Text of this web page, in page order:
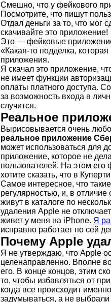
Смешно, что у фейкового
Посмотрите, что пишут
Отдал деньги за то, что мог
скачивайте это приложение!
Это — фейковые
«Какая-то подделка,
приложения.
Я скачал это приложение,
не имеет функции
оплаты платного доступа.
за возможность входа в
случится.
Реальное
Вырисовывается очень
реальное приложение
может использоваться для
приложение, которое не
пользователей. На этом его
хотите сказать, что в
Самое интересное, что
регулярностью, и, в
живут в каталоге по
удаления Apple не
живет у меня на iPhone. Я
исправно работает по сей
Почему Apple
Я не утверждаю, что Apple
целенаправленно. Вполне
его. В конце концов, этим
то, чтобы избавляться от
когда все происходит
задумываться, а не